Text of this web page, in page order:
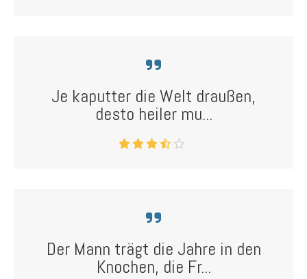
Je kaputter die Welt draußen,
desto heiler mu...
Der Mann trägt die Jahre in den
Knochen, die Fr...